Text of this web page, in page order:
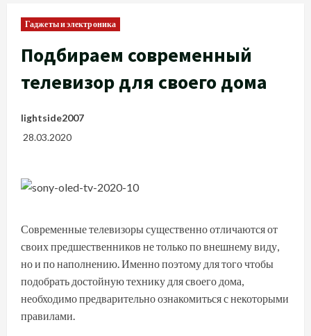
Гаджеты и электроника
Подбираем современный
телевизор для своего дома
lightside2007
28.03.2020
Современные телевизоры существенно отличаются от
своих предшественников не только по внешнему виду,
но и по наполнению. Именно поэтому для того чтобы
подобрать достойную технику для своего дома,
необходимо предварительно ознакомиться с некоторыми
правилами.